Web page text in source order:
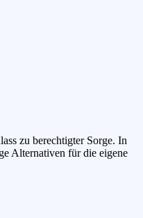
zu berechtigter Sorge. In
Alternativen für die eigene